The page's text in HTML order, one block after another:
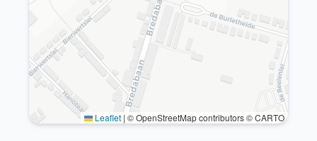
Leaflet | © OpenStreetMap contributors © CARTO